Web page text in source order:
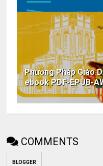
Phương Pháp Giáo
ebook PDF-EPUB-
COMMENTS
BLOGGER